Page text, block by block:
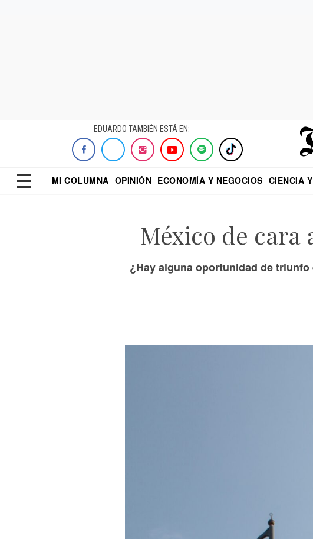
EDUARDO TAMBIÉN ESTÁ EN:
MI COLUMNA OPINIÓN ECONOMÍA Y NEGOCIOS CIENCIA
México de cara
¿Hay alguna oportunidad de